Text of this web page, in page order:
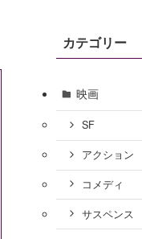
カテゴリー
映画
SF
アクション
コメディ
サスペンス